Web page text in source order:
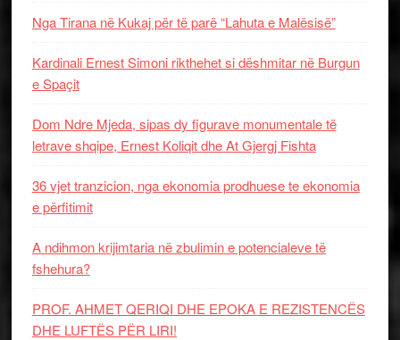
Nga Tirana në Kukaj për të parë “Lahuta e Malësisë”
Kardinali Ernest Simoni rikthehet si dëshmitar në Burgun
e Spaçit
Dom Ndre Mjeda, sipas dy figurave monumentale të
letrave shqipe, Ernest Koliqit dhe At Gjergj Fishta
36 vjet tranzicion, nga ekonomia prodhuese te ekonomia
e përfitimit
A ndihmon krijimtaria në zbulimin e potencialeve të
fshehura?
PROF. AHMET QERIQI DHE EPOKA E REZISTENCЁS
DHE LUFTЁS PЁR LIRI!